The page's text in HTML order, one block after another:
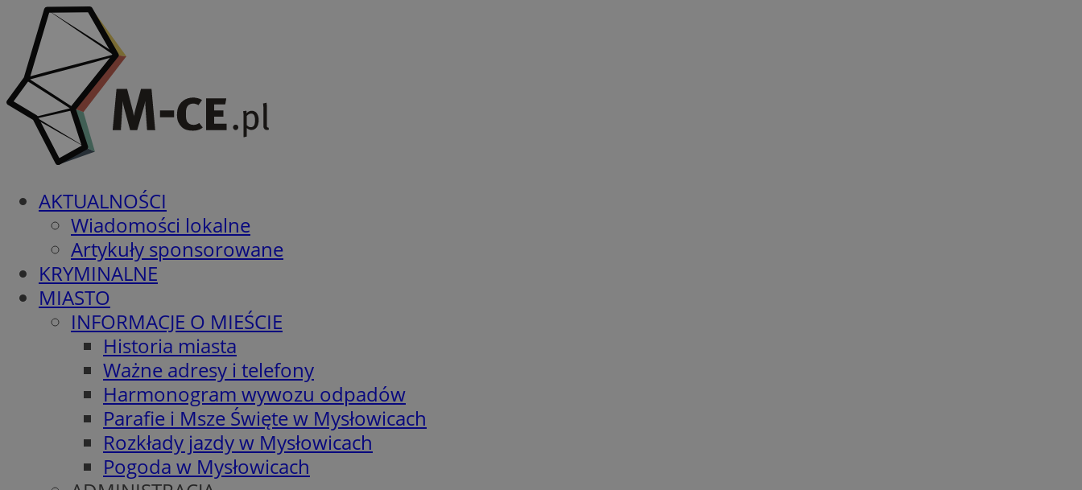
AKTUALNOŚCI
Wiadomości lokalne
Artykuły sponsorowane
KRYMINALNE
MIASTO
INFORMACJE O MIEŚCIE
Historia miasta
Ważne adresy i telefony
Harmonogram wywozu odpadów
Parafie i Msze Święte w Mysłowicach
Rozkłady jazdy w Mysłowicach
Pogoda w Mysłowicach